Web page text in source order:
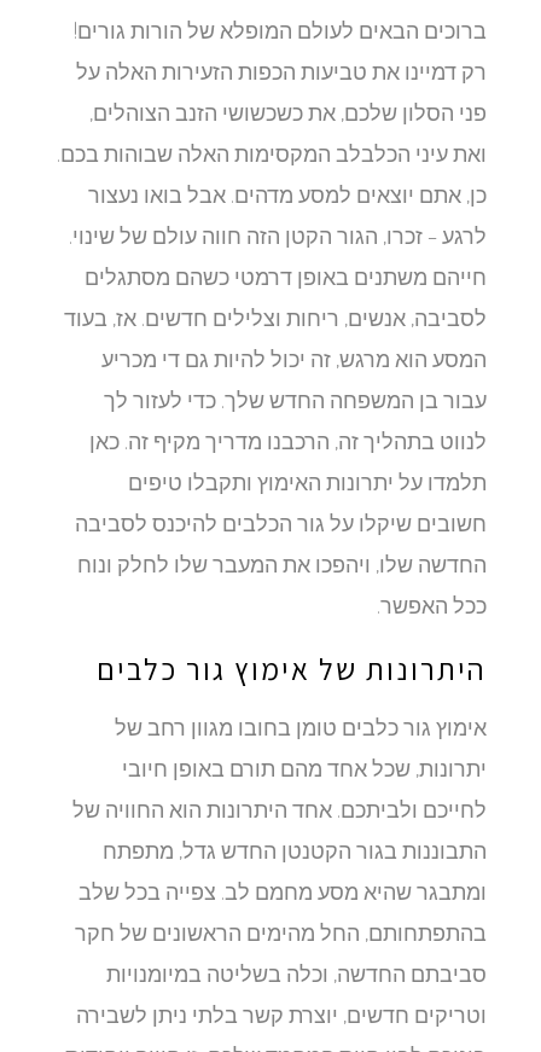
ברוכים הבאים לעולם המופלא של הורות גורים!
רק דמיינו את טביעות הכפות הזעירות האלה על
פני הסלון שלכם, את כשכשושי הזנב הצוהלים,
ואת עיני הכלבלב המקסימות האלה שבוהות בכם.
כן, אתם יוצאים למסע מדהים. אבל בואו נעצור
לרגע – זכרו, הגור הקטן הזה חווה עולם של שינוי.
חייהם משתנים באופן דרמטי כשהם מסתגלים
לסביבה, אנשים, ריחות וצלילים חדשים. אז, בעוד
המסע הוא מרגש, זה יכול להיות גם די מכריע
עבור בן המשפחה החדש שלך. כדי לעזור לך
לנווט בתהליך זה, הרכבנו מדריך מקיף זה. כאן
תלמדו על יתרונות האימוץ ותקבלו טיפים
חשובים שיקלו על גור הכלבים להיכנס לסביבה
החדשה שלו, ויהפכו את המעבר שלו לחלק ונוח
ככל האפשר.
היתרונות של אימוץ גור כלבים
אימוץ גור כלבים טומן בחובו מגוון רחב של
יתרונות, שכל אחד מהם תורם באופן חיובי
לחייכם ולביתכם. אחד היתרונות הוא החוויה של
התבוננות בגור הקטנטן החדש גדל, מתפתח
ומתבגר שהיא מסע מחמם לב. צפייה בכל שלב
בהתפתחותם, החל מהימים הראשונים של חקר
סביבתם החדשה, וכלה בשליטה במיומנויות
וטריקים חדשים, יוצרת קשר בלתי ניתן לשבירה